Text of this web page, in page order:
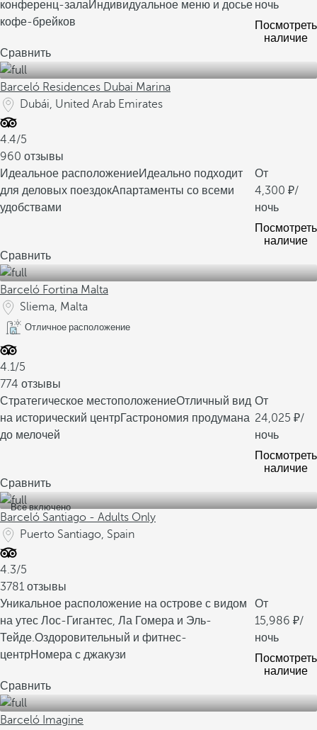
конференц-залаИндивидуальное меню и досье
кофе-брейков
ночь
Посмотреть
наличие
Сравнить
Barceló Residences Dubai Marina
Dubái, United Arab Emirates
4.4/5
960 отзывы
Идеальное расположениеИдеально подходит
для деловых поездокАпартаменты со всеми
удобствами
От
4,300
/
ночь
Посмотреть
наличие
Сравнить
Barceló Fortina Malta
Sliema, Malta
Отличное расположение
4.1/5
774 отзывы
Стратегическое местоположениеОтличный вид
на исторический центрГастрономия продумана
до мелочей
От
24,025
/
ночь
Посмотреть
наличие
Сравнить
Все включено
Barceló Santiago - Adults Only
Puerto Santiago, Spain
4.3/5
3781 отзывы
Уникальное расположение на острове с видом
на утес Лос-Гигантес, Ла Гомера и Эль-
Тейде.Оздоровительный и фитнес-
центрНомера с джакузи
От
15,986
/
ночь
Посмотреть
наличие
Сравнить
Barceló Imagine